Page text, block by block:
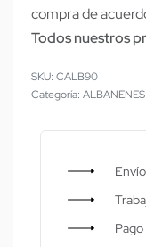
compra de
Todos nuestros
CALB90
Categoría: ALBANENES
Pago